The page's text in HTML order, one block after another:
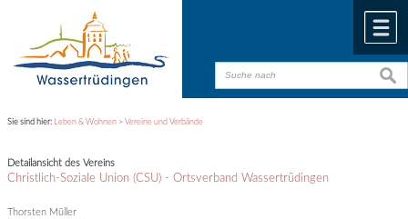
Sie sind hier: Leben & Wohnen >Vereine und Verbände
Detailansicht des Vereins
Christlich-Soziale Union (CSU) - Ortsverband Wassertrüdingen
Thorsten Müller